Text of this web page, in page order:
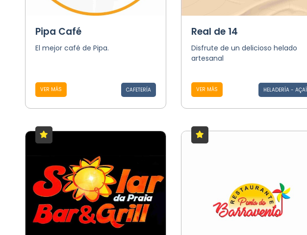
Pipa Café
El mejor café de Pipa.
VER MÁS CAFETERÍA
Real de 14
Disfrute de un delicioso helado
artesanal
VER MÁS HELADERÍA - AÇAÍ